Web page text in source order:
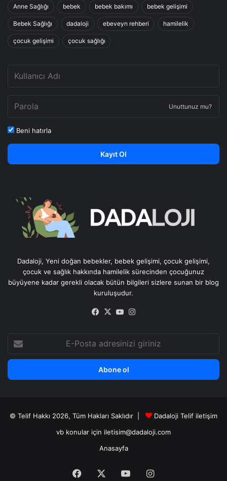
Anne Sağlığı bebek bebek bakımı bebek gelişimi
Bebek Sağlığı dadaloji ebeveyn rehberi hamilelik
çocuk gelişimi çocuk sağlığı
Unuttunuz mu?
Beni hatırla
Kayıt Ol
Dadaloji, Yeni doğan bebekler, bebek gelişimi, çocuk gelişimi,
çocuk ve sağlık hakkında hamilelik sürecinden çocuğunuz
büyüyene kadar gerekli olacak bütün bilgileri sizlere sunan bir blog
kuruluşudur.
Facebook
X YouTube
Posta
adresinizi
© Telif Hakkı 2026, Tüm Hakları Saklıdır |
Dadaloji Telif iletişim
vb konular için iletisim@dadaloji.com
Anasayfa
Facebook YouTubeInstagram